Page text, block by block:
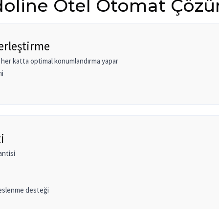
Otel Otomat
katta optimal konumlandırma yapar
desteği